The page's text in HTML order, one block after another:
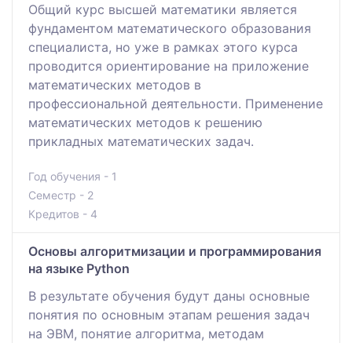
Общий курс высшей математики является
фундаментом математического образования
специалиста, но уже в рамках этого курса
проводится ориентирование на приложение
математических методов в
профессиональной деятельности. Применение
математических методов к решению
прикладных математических задач.
Год обучения - 1
Семестр - 2
Кредитов - 4
Основы алгоритмизации и программирования
на языке Python
В результате обучения будут даны основные
понятия по основным этапам решения задач
на ЭВМ, понятие алгоритма, методам